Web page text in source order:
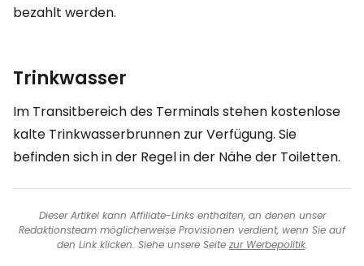
bezahlt werden.
Trinkwasser
Im Transitbereich des Terminals stehen kostenlose
kalte Trinkwasserbrunnen zur Verfügung. Sie
befinden sich in der Regel in der Nähe der Toiletten.
Dieser Artikel kann Affiliate-Links enthalten, an denen unser
Redaktionsteam möglicherweise Provisionen verdient, wenn Sie auf
den Link klicken. Siehe unsere Seite zur Werbepolitik.